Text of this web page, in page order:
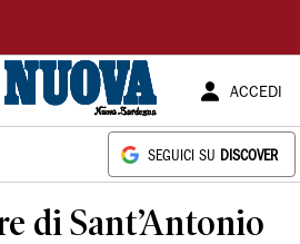
ACCEDI
SEGUICI SU DISCOVER
di Sant’Antonio